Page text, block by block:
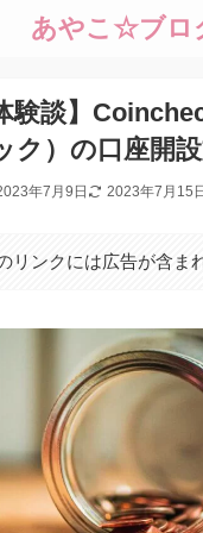
あやこ☆ブロ
験談】
ク）の口座開
年7月9日 2023年7月15日
リンクには広告が含ま